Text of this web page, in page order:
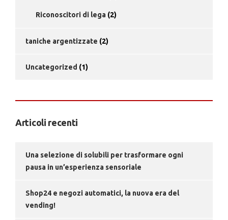
Riconoscitori di lega (2)
taniche argentizzate (2)
Uncategorized (1)
Articoli recenti
Una selezione di solubili per trasformare ogni
pausa in un’esperienza sensoriale
Shop24 e negozi automatici, la nuova era del
vending!